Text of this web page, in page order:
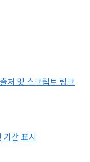
처 및 스크립트 링크
간 표시